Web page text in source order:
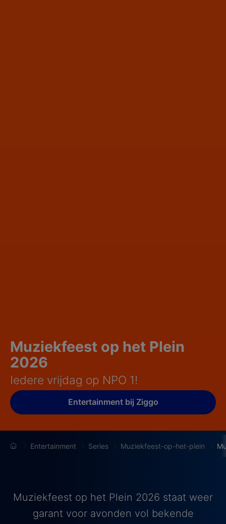
Muziekfeest op het Plein
2026
Iedere vrijdag op NPO 1!
Entertainment bij Ziggo
Entertainment Series Muziekfeest-op-het-plein
Muziekfeest op het Plein 2026 staat weer
garant voor avonden vol bekende